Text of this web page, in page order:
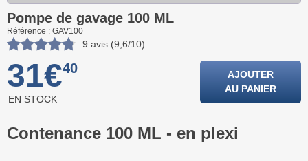
Pompe de gavage 100 ML
Référence : GAV100
9 avis (9,6/10)
31€40
EN STOCK
AJOUTER
AU PANIER
Contenance 100 ML - en plexi